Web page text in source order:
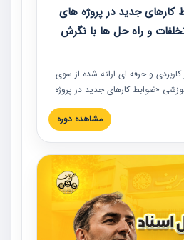
جدید در پروژه های
و راه حل ها با نگرش
و حرفه‏ ای ارائه شده از سوی
«ضوابط کارهای جدید در پروژه
و راه حل ها با نگرش قراردادی
های ساختمانی کشور ارائه شد.
عملی ارائه شده است.
مشاهده دوره